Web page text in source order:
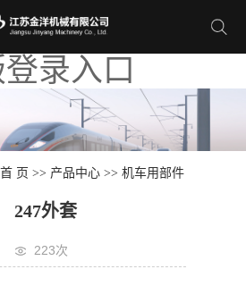
录入口
首 页 >> 产品中心 >>机车用部件
247外套
223次